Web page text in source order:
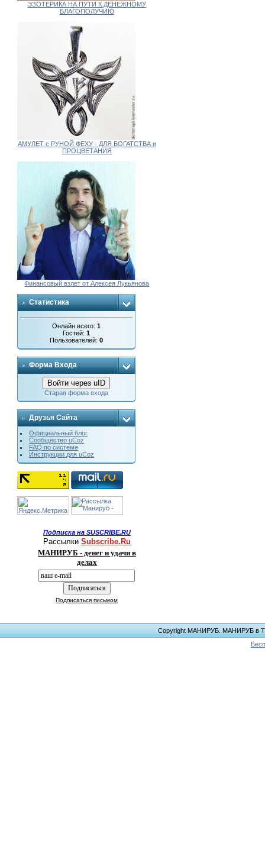
ЭЗОТЕРИКА НА ПУТИ К ДЕНЕЖНОМУ
БЛАГОПОЛУЧИЮ
АМУЛЕТ с РУНОЙ ФЕХУ - ДЛЯ БОГАТСТВА и
ПРОЦВЕТАНИЯ
Финансовый взлет от Алексея Лукьянова
Статистика
Онлайн всего:1
Гостей:1
Пользователей:0
Форма Входа
Войти через uID
Старая форма входа
Друзья Сайта
Официальный блог
Сообщество uCoz
FAQ по системе
Инструкции для uCoz
Подписка на SUSCRIBE.RU
Рассылки Subscribe.Ru
МАНИРУБ - денег и удачи в
делах
Подписаться письмом
Copyright МАНИРУБ. МАНИРУБ в